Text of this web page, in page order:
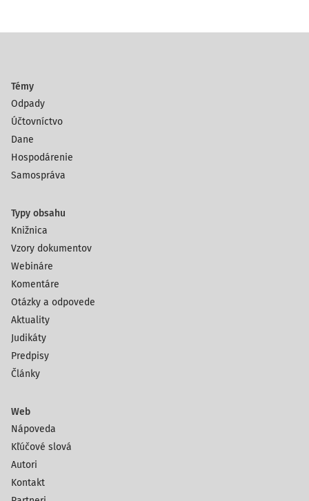
Témy
Odpady
Účtovníctvo
Dane
Hospodárenie
Samospráva
Typy obsahu
Knižnica
Vzory dokumentov
Webináre
Komentáre
Otázky a odpovede
Aktuality
Judikáty
Predpisy
Články
Web
Nápoveda
Kľúčové slová
Autori
Kontakt